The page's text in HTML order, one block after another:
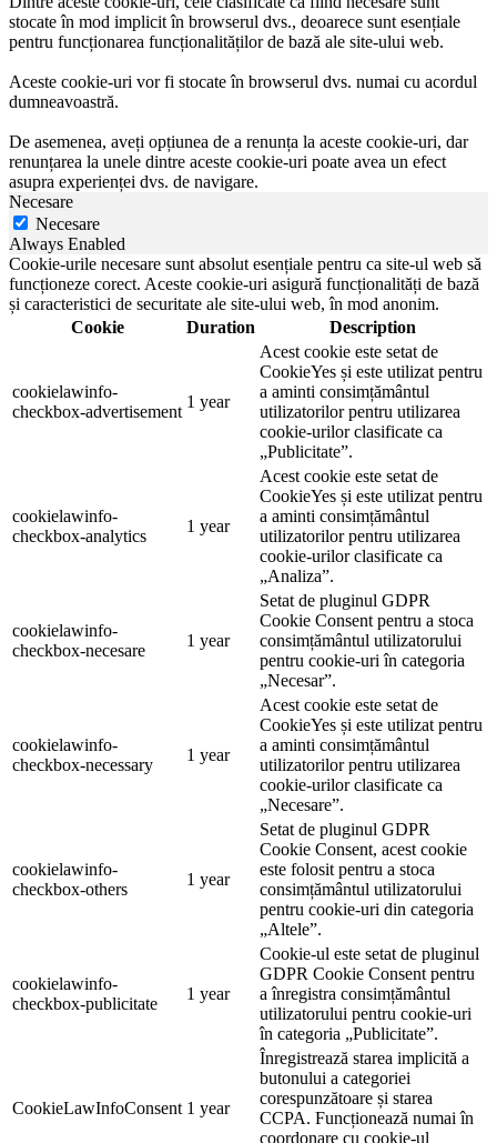
stocate în mod implicit în browserul dvs., deoarece sunt esențiale
pentru funcționarea funcționalităților de bază ale site-ului web.
Aceste cookie-uri vor fi stocate în browserul dvs. numai cu acordul
dumneavoastră.
De asemenea, aveți opțiunea de a renunța la aceste cookie-uri, dar
renunțarea la unele dintre aceste cookie-uri poate avea un efect
asupra experienței dvs. de navigare.
Necesare
Necesare
Always Enabled
Cookie-urile necesare sunt absolut esențiale pentru ca site-ul web să
funcționeze corect. Aceste cookie-uri asigură funcționalități de bază
și caracteristici de securitate ale site-ului web, în mod anonim.
Cookie
Duration Description
cookielawinfo-
checkbox-advertisement
1 year
Acest cookie este setat de
CookieYes și este utilizat pentru
a aminti consimțământul
utilizatorilor pentru utilizarea
cookie-urilor clasificate ca
„Publicitate”.
cookielawinfo-
checkbox-analytics
1 year
Acest cookie este setat de
CookieYes și este utilizat pentru
a aminti consimțământul
utilizatorilor pentru utilizarea
cookie-urilor clasificate ca
„Analiza”.
cookielawinfo-
checkbox-necesare
1 year
Setat de pluginul GDPR
Cookie Consent pentru a stoca
consimțământul utilizatorului
pentru cookie-uri în categoria
„Necesar”.
cookielawinfo-
checkbox-necessary
1 year
Acest cookie este setat de
CookieYes și este utilizat pentru
a aminti consimțământul
utilizatorilor pentru utilizarea
cookie-urilor clasificate ca
„Necesare”.
cookielawinfo-
checkbox-others
1 year
Setat de pluginul GDPR
Cookie Consent, acest cookie
este folosit pentru a stoca
consimțământul utilizatorului
pentru cookie-uri din categoria
„Altele”.
cookielawinfo-
checkbox-publicitate
1 year
Cookie-ul este setat de pluginul
GDPR Cookie Consent pentru
a înregistra consimțământul
utilizatorului pentru cookie-uri
în categoria „Publicitate”.
CookieLawInfoConsent 1 year
Înregistrează starea implicită a
butonului a categoriei
corespunzătoare și starea
CCPA. Funcționează numai în
coordonare cu cookie-ul